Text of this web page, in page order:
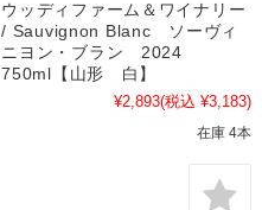
ウッディファーム＆ワイナリー
/ Sauvignon Blanc ソーヴィ
ニヨン・ブラン 2024
750ml【山形 白】
¥2,893(税込 ¥3,183)
在庫 4本